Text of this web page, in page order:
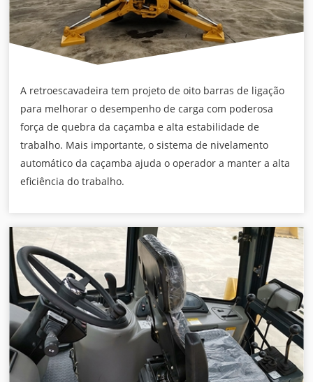
A retroescavadeira tem projeto de oito barras de ligação
para melhorar o desempenho de carga com poderosa
força de quebra da caçamba e alta estabilidade de
trabalho. Mais importante, o sistema de nivelamento
automático da caçamba ajuda o operador a manter a alta
eficiência do trabalho.